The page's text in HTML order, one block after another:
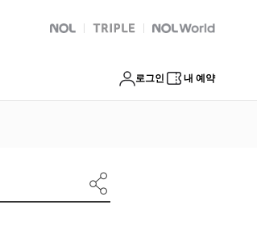
NOL 트리플 Global Interpark
로그인 내 예약